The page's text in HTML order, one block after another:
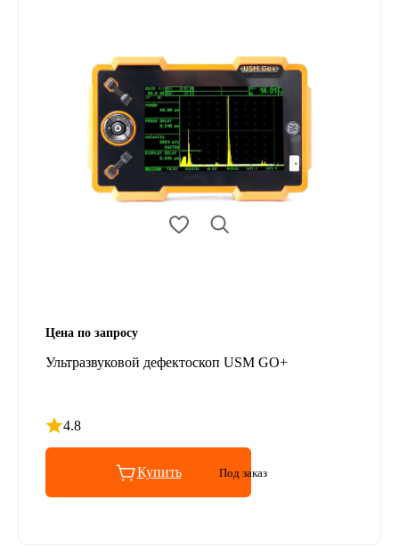
Цена по запросу
Ультразвуковой дефектоскоп USM GO+
4.8
Рейтинг 4.8 из 5
Купить Под заказ